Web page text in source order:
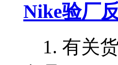
Nike验厂
1. 有关